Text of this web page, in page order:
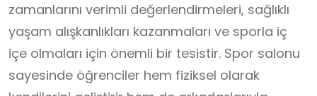
zamanlarını verimli değerlendirmeleri, sağlıklı
yaşam alışkanlıkları kazanmaları ve sporla iç
içe olmaları için önemli bir tesistir. Spor salonu
sayesinde öğrenciler hem fiziksel olarak